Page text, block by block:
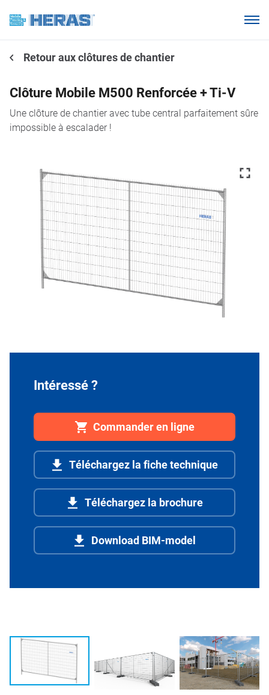
Pourquoi Heras Mobile ?
Base de connaissances
À propos de nous
Retour aux clôtures de chantier
Clôture Mobile M500 Renforcée + Ti-V
Une clôture de chantier avec tube central parfaitement sûre
impossible à escalader !
Intéressé ?
Commander en ligne
Téléchargez la fiche technique
Téléchargez la brochure
Download BIM-model